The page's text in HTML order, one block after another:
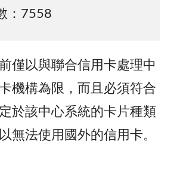
：7558
僅以與聯合信用卡處理中
機構為限，而且必須符合
於該中心系統的卡片種類
無法使用國外的信用卡。